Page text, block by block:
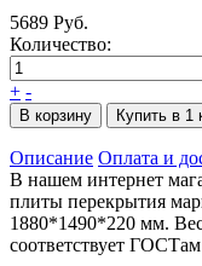
5689 Руб.
Количество:
+ -
В корзину Купить в 1
Описание Оплата и
В нашем интернет
плиты перекрытия
1880*1490*220 мм.
соответствует